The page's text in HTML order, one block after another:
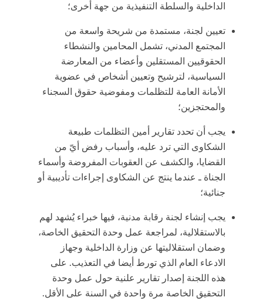
الداخلية والسلطة التنفيذية من جهة أخرى؛
تعيين لجنة، مستمدة من شريحة واسعة من
المجتمع المدني، تشمل المحامين والنشطاء
الحقوقيين المستقلين وأعضاء من المعارضة
السياسية، لترشيح وتعيين أشخاص في عضوية
الأمانة العامة للتظلمات ومفوضية حقوق السجناء
والمحتجزين؛
يجب أن تحدد تقارير أمين التظلمات طبيعة
الشكاوى التي ترد عليه، وأسباب رفض أيّ من
القضايا، والكشف عن العقوبات المفروضة وأسماء
الجناة ـ عندما ينتج عن الشكاوى إجراءات تأديبية أو
جنائية؛
يجب إنشاء لجنة رقابة مدنية، فيها خبراء يُشهد لهم
بالاستقلالية، لمراجعة عمل وحدة التحقيق الخاصة،
وضمان استقلاليتها عن وزارة الداخلية وجهاز
الادعاء العام الذي تورط أيضا في التعذيب. على
هذه اللجنة إصدار تقارير علنية حول عمل وحدة
التحقيق الخاصة مرة واحدة في السنة على الأقل.